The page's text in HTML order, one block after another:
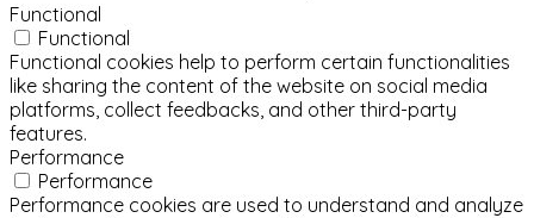
Functional
Functional
Functional cookies help to perform certain functionalities
like sharing the content of the website on social media
platforms, collect feedbacks, and other third-party
features.
Performance
Performance
Performance cookies are used to understand and analyze